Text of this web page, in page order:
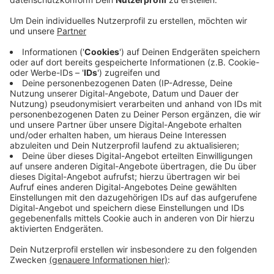
Anzeige
Rund 540 Personen mussten in Sicherheit gebracht
werden. Auch die benachbarte Grundschule wurde
geräumt. Schüler und Lehrer durften nach dem Ende
der Löscharbeiten wieder in die Schule, der Betrieb
kann dort weitergehen. Mensa und Küche werden bis
zum Abschluss einer Grundreinigung geschlossen
bleiben.
DG
Anzeige